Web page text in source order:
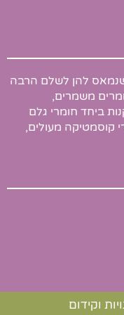
שנמאס להן לשלם הרבה
משמרים,
ביחד חומרי גלם
קוסמטיקה מעולים,